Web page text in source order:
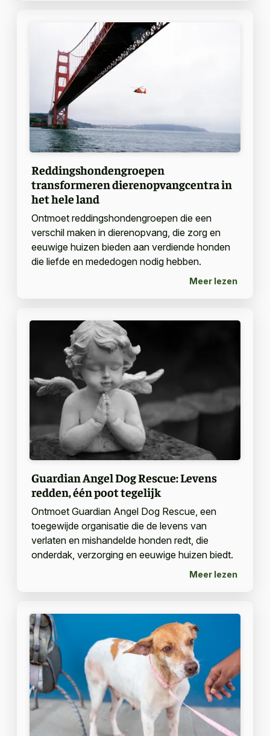
Reddingshondengroepen
transformeren dierenopvangcentra in
het hele land
Ontmoet reddingshondengroepen die een
verschil maken in dierenopvang, die zorg en
eeuwige huizen bieden aan verdiende honden
die liefde en mededogen nodig hebben.
Meer lezen
Guardian Angel Dog Rescue: Levens
redden, één poot tegelijk
Ontmoet Guardian Angel Dog Rescue, een
toegewijde organisatie die de levens van
verlaten en mishandelde honden redt, die
onderdak, verzorging en eeuwige huizen biedt.
Meer lezen